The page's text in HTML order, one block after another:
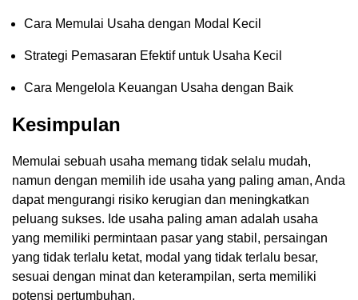
Cara Memulai Usaha dengan Modal Kecil
Strategi Pemasaran Efektif untuk Usaha Kecil
Cara Mengelola Keuangan Usaha dengan Baik
Kesimpulan
Memulai sebuah usaha memang tidak selalu mudah,
namun dengan memilih ide usaha yang paling aman, Anda
dapat mengurangi risiko kerugian dan meningkatkan
peluang sukses. Ide usaha paling aman adalah usaha
yang memiliki permintaan pasar yang stabil, persaingan
yang tidak terlalu ketat, modal yang tidak terlalu besar,
sesuai dengan minat dan keterampilan, serta memiliki
potensi pertumbuhan.